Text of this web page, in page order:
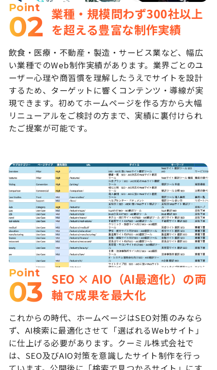
Point
02 業種・規模問わず300社以上
を超える豊富な制作実績
飲食・医療・不動産・製造・サービス業など、幅広
い業種でのWeb制作実績があります。業界ごとのユ
ーザー心理や商習慣を理解したうえでサイトを設計
するため、ターゲットに響くコンテンツ・導線が実
現できます。初めてホームページを作る方から大幅
リニューアルをご検討の方まで、実績に裏付けられ
たご提案が可能です。
Point
03 SEO × AIO（AI最適化）の両
軸で成果を最大化
これからの時代、ホームページはSEO対策のみなら
ず、AI検索に最適化させて「選ばれるWebサイト」
に仕上げる必要があります。クーミル株式会社で
は、SEO及びAIO対策を意識したサイト制作を行っ